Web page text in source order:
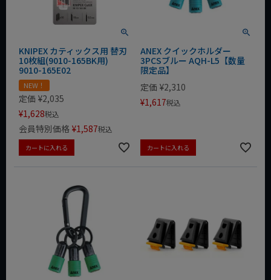
KNIPEX カティックス用 替刃
10枚組(9010-165BK用)
9010-165E02
NEW！
定価 ¥2,035
¥1,628税込
会員特別価格 ¥1,587税込
カートに入れる
ANEX クイックホルダー
3PCSブルー AQH-L5【数量
限定品】
定価 ¥2,310
¥1,617税込
カートに入れる